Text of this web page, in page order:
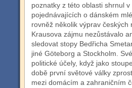
poznatky z této oblasti shrnul
pojednávajících o dánském
rovněž několik výprav
Krausova zájmu nezůstávalo
sledovat stopy Bedřicha
jiné Göteborg a Stockholm.
politické účely, když jako
době první světové války
mezi domácím a zahraničním